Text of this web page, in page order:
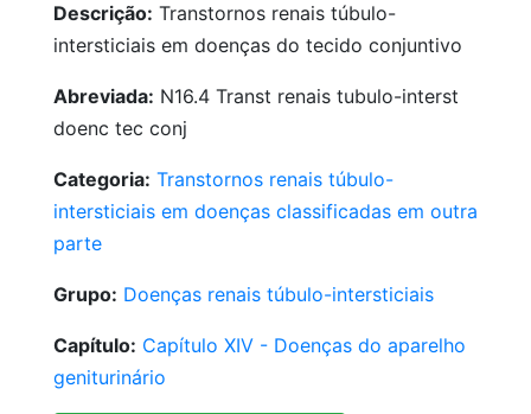
Descrição: Transtornos renais túbulo-
intersticiais em doenças do tecido conjuntivo
Abreviada: N16.4 Transt renais tubulo-interst
doenc tec conj
Categoria: Transtornos renais túbulo-
intersticiais em doenças classificadas em outra
parte
Grupo: Doenças renais túbulo-intersticiais
Capítulo: Capítulo XIV - Doenças do aparelho
geniturinário